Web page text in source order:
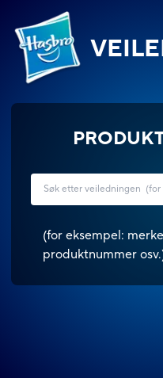
(for eksempel:
produktnummer osv.